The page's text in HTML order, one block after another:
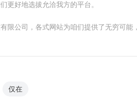
更好地选拔允洽我方的平台。
限公司，各式网站为咱们提供了无穷可
仅在